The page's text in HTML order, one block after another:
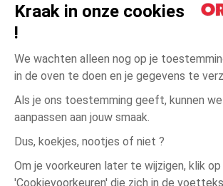
Kraak in onze cookies
!
We wachten alleen nog op je
in de oven te doen en je gegevens te
Als je ons toestemming geeft, kunnen we
aanpassen aan jouw smaak.
Dus, koekjes, nootjes of niet ?
Om je voorkeuren later te wijzigen, klik op
'Cookievoorkeuren' die zich in de
Algemene verkoopsvoorwaarden
Wettelijke bepalingen
Persoonsgegevens